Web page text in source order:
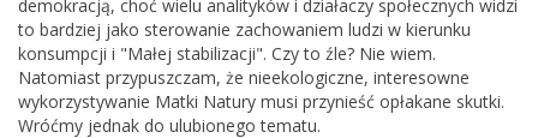
demokracją, choć wielu analityków i działaczy społecznych widzi
to bardziej jako sterowanie zachowaniem ludzi w kierunku
konsumpcji i "Małej stabilizacji". Czy to źle? Nie wiem.
Natomiast przypuszczam, że nieekologiczne, interesowne
wykorzystywanie Matki Natury musi przynieść opłakane skutki.
Wróćmy jednak do ulubionego tematu.